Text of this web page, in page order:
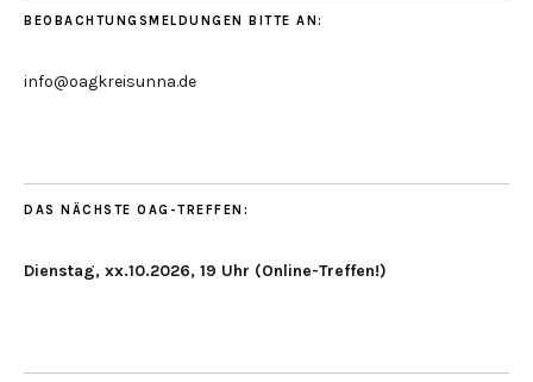
BEOBACHTUNGSMELDUNGEN BITTE AN:
info@oagkreisunna.de
DAS NÄCHSTE OAG-TREFFEN:
Dienstag, xx.10.2026, 19 Uhr (Online-Treffen!)